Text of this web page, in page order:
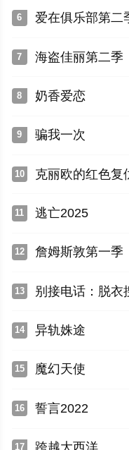
6 爱在俱乐部第二
7 海盗佳丽第二季
8 奶香爱恋
9 骗我一次
10 克丽欧的红色复
11 逃亡2025
12 詹姆斯敦第一季
13 别接电话：脱衣
14 异轨姝途
15 魔幻天使
16 誓言2022
17